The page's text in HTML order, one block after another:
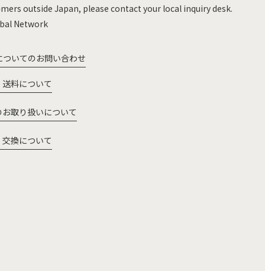
outside Japan, please contact your local inquiry desk.
Network
ついてのお問い合わせ
料について
お取り扱いについて
換について